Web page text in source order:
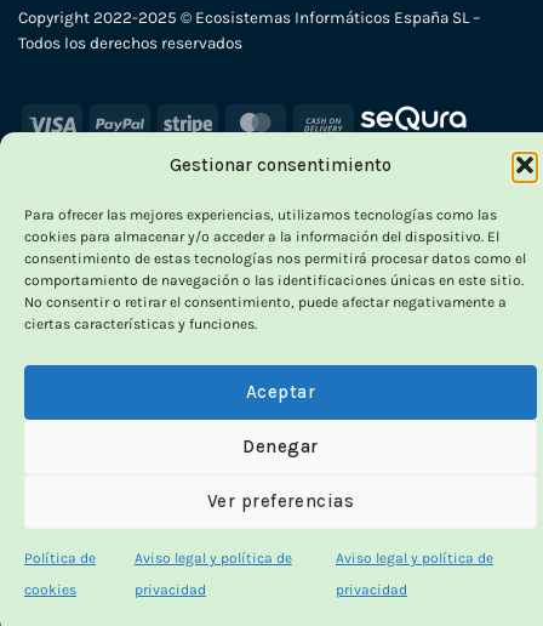
Gestionar consentimiento
Para ofrecer las mejores experiencias, utilizamos tecnologías como las
cookies para almacenar y/o acceder a la información del dispositivo. El
consentimiento de estas tecnologías nos permitirá procesar datos como el
comportamiento de navegación o las identificaciones únicas en este sitio.
No consentir o retirar el consentimiento, puede afectar negativamente a
ciertas características y funciones.
Aceptar
Denegar
Ver preferencias
Política de
cookies
Aviso legal y política de
privacidad
Aviso legal y política de
privacidad
Copyright 2022-2025 © Ecosistemas Informáticos España SL –
Todos los derechos reservados
Visa PayPal Stripe MasterCard
Cash
On